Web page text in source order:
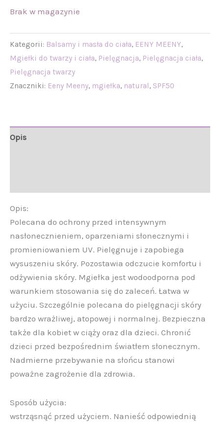
Brak w magazynie
Kategorii: Balsamy i masła do ciała, EENY MEENY,
Mgiełki do twarzy i ciała, Pielęgnacja, Pielęgnacja ciała,
Pielęgnacja twarzy
Znaczniki: Eeny Meeny, mgiełka, natural, SPF50
Opis
Opis:
Polecana do ochrony przed intensywnym
nasłonecznieniem, oparzeniami słonecznymi i
promieniowaniem UV. Pielęgnuje i zapobiega
wysuszeniu skóry. Pozostawia odczucie komfortu i
odżywienia skóry. Mgiełka jest wodoodporna pod
warunkiem stosowania się do zaleceń. Łatwa w
użyciu. Szczególnie polecana do pielęgnacji skóry
bardzo wrażliwej, atopowej i normalnej. Bezpieczna
także dla kobiet w ciąży oraz dla dzieci. Chronić
dzieci przed bezpośrednim światłem słonecznym.
Nadmierne przebywanie na słońcu stanowi
poważne zagrożenie dla zdrowia.
Sposób użycia:
wstrząsnąć przed użyciem. Nanieść odpowiednią